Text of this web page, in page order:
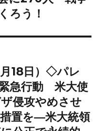
ろう！
18日）◇パレ
急行動 米大使
侵攻やめさせ
置を―米大統領